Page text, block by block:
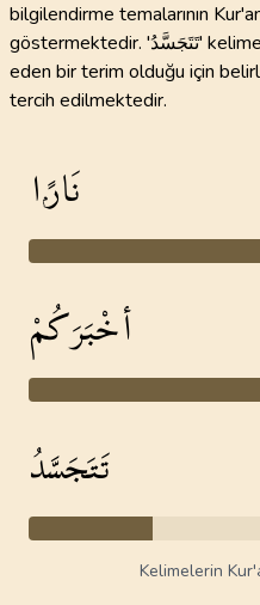
bilgilendirme temalarının
göstermektedir. 'تَتَجَسَّدُ' kelimesi ise, doğrudan eylemi ifade
eden bir terim olduğu için
tercih edilmektedir.
نَارًۭا
أخْبَرَكُمْ
تَتَجَسَّدُ
Kelimelerin